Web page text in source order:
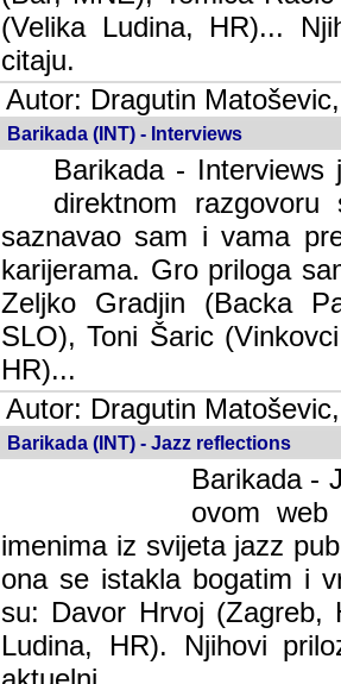
(Velika Ludina, HR)...
citaju.
Autor: Dragutin
Barikada (INT) - Interviews
Barikada -
direktnom
saznavao sam i vama
karijerama. Gro priloga
Zeljko Gradjin (Backa
SLO), Toni Šaric
HR)...
Autor: Dragutin
Barikada (INT) - Jazz reflections
Barikada -
ovom web
imenima iz svijeta jazz
ona se istakla bogatim i
su: Davor Hrvoj (Zagreb,
Ludina, HR). Njihovi